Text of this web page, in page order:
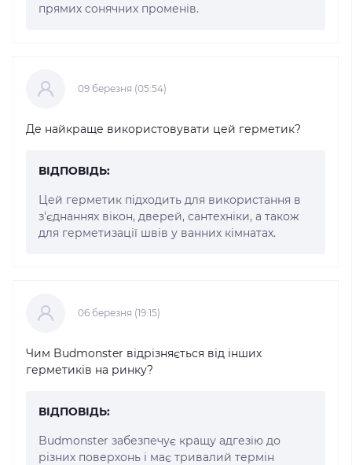
прямих сонячних променів.
09 березня (05:54)
Де найкраще використовувати цей герметик?
ВІДПОВІДЬ:
Цей герметик підходить для використання в
з'єднаннях вікон, дверей, сантехніки, а також
для герметизації швів у ванних кімнатах.
06 березня (19:15)
Чим Budmonster відрізняється від інших
герметиків на ринку?
ВІДПОВІДЬ:
Budmonster забезпечує кращу адгезію до
різних поверхонь і має тривалий термін